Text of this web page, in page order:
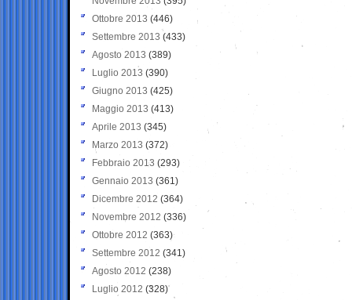
Ottobre 2013 (446)
Settembre 2013 (433)
Agosto 2013 (389)
Luglio 2013 (390)
Giugno 2013 (425)
Maggio 2013 (413)
Aprile 2013 (345)
Marzo 2013 (372)
Febbraio 2013 (293)
Gennaio 2013 (361)
Dicembre 2012 (364)
Novembre 2012 (336)
Ottobre 2012 (363)
Settembre 2012 (341)
Agosto 2012 (238)
Luglio 2012 (328)